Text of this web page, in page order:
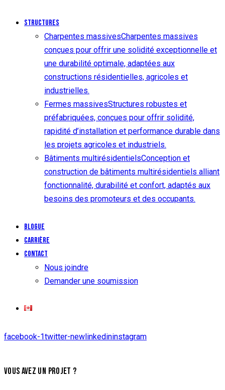
Structures
Charpentes massivesCharpentes massives
conçues pour offrir une solidité exceptionnelle et
une durabilité optimale, adaptées aux
constructions résidentielles, agricoles et
industrielles.
Fermes massivesStructures robustes et
préfabriquées, conçues pour offrir solidité,
rapidité d’installation et performance durable dans
les projets agricoles et industriels.
Bâtiments multirésidentielsConception et
construction de bâtiments multirésidentiels alliant
fonctionnalité, durabilité et confort, adaptés aux
besoins des promoteurs et des occupants.
Blogue
Carrière
Contact
Nous joindre
Demander une soumission
facebook-1twitter-newlinkedininstagram
VOUS AVEZ UN PROJET ?